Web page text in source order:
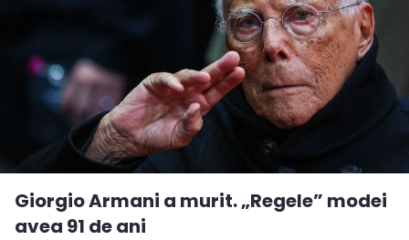
Giorgio Armani a murit. „Regele” modei
avea 91 de ani